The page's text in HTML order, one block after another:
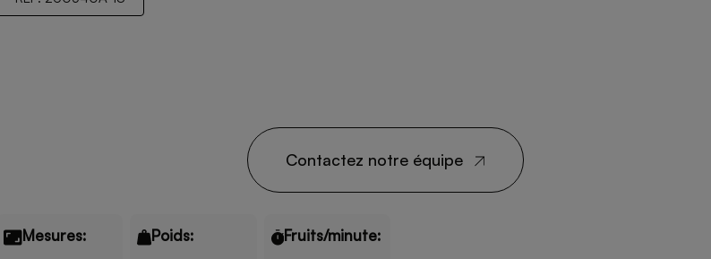
Contactez notre équipe
Mesures: Poids: Fruits/minute: